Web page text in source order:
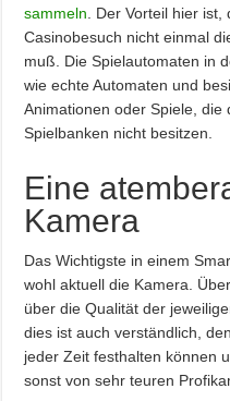
sammeln . Der Vorteil hier
Casinobesuch nicht einmal
muß. Die Spielautomaten in
wie echte Automaten und
Animationen oder Spiele, die
Spielbanken nicht besitzen.
Eine
Kamera
Das Wichtigste in einem
wohl aktuell die Kamera.
über die Qualität der
dies ist auch verständlich,
jeder Zeit festhalten können
sonst von sehr teuren